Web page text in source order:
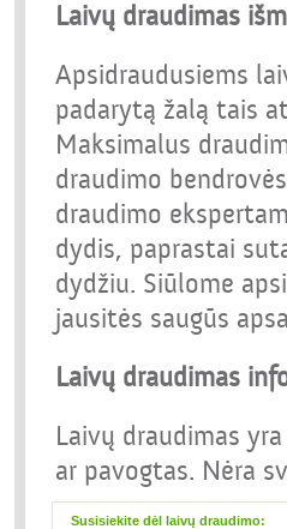
Laivų draudimas
Apsidraudusiems
padarytą žalą tais
Maksimalus
draudimo
draudimo
dydis, paprastai
dydžiu. Siūlome
jausitės saugūs
Laivų draudimas
Laivų draudimas
ar pavogtas. Nėra
Susisiekite dėl laivų draudimo: